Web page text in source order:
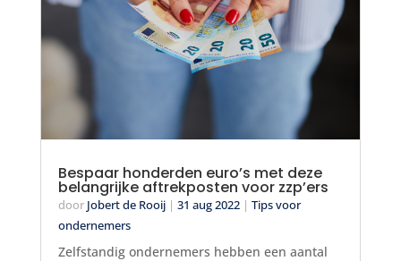
Bespaar honderden euro’s met deze
belangrijke aftrekposten voor zzp’ers
door Jobert de Rooij| 31 aug 2022| Tips voor
ondernemers
Zelfstandig ondernemers hebben een aantal